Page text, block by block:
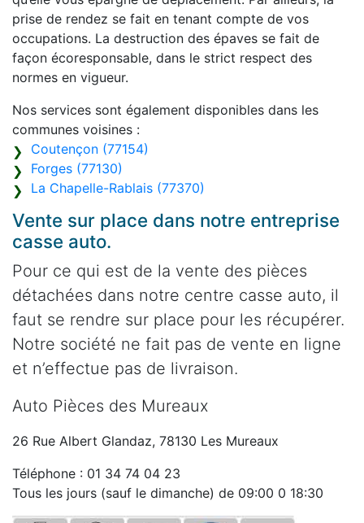
prise de rendez se fait en tenant compte de vos
occupations. La destruction des épaves se fait de
façon écoresponsable, dans le strict respect des
normes en vigueur.
Nos services sont également disponibles dans les
communes voisines :
Coutençon (77154)
Forges (77130)
La Chapelle-Rablais (77370)
Vente sur place dans notre entreprise
casse auto.
Pour ce qui est de la vente des pièces
détachées dans notre centre casse auto, il
faut se rendre sur place pour les récupérer.
Notre société ne fait pas de vente en ligne
et n’effectue pas de livraison.
Auto Pièces des Mureaux
26 Rue Albert Glandaz, 78130 Les Mureaux
Téléphone : 01 34 74 04 23
Tous les jours (sauf le dimanche) de 09:00 0 18:30